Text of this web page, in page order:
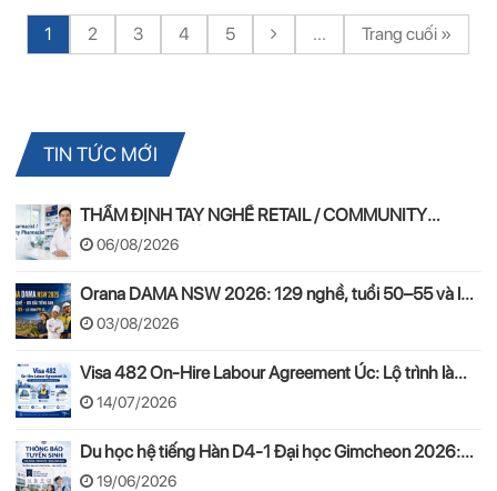
1 2 3 4 5 ... Trang cuối »
TIN TỨC MỚI
THẨM ĐỊNH TAY NGHỀ RETAIL / COMMUNITY
PHARMACIST ÚC 2026 – APC & OPRA
06/08/2026
Orana DAMA NSW 2026: 129 nghề, tuổi 50–55 và lộ
trình PR
03/08/2026
Visa 482 On-Hire Labour Agreement Úc: Lộ trình làm
việc hợp pháp theo mô hình On-Hire
14/07/2026
Du học hệ tiếng Hàn D4-1 Đại học Gimcheon 2026:
Tuyển sinh, chi phí, hồ sơ
19/06/2026